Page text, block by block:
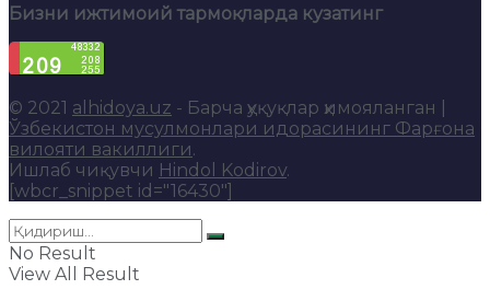
Бизни ижтимоий тармоқларда кузатинг
© 2021 alhidoya.uz - Барча ҳуқуқлар ҳимояланган |
Ўзбекистон мусулмонлари идорасининг Фарғона
вилояти вакиллиги.
Ишлаб чиқувчи Hindol Kodirov.
[wbcr_snippet id="16430"]
No Result
View All Result